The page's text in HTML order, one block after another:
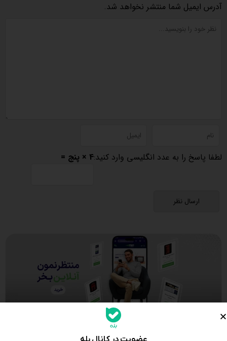
آدرس ایمیل شما منتشر نخواهد شد.
لطفا پاسخ را به عدد انگلیسی وارد کنید:4 × پنج =